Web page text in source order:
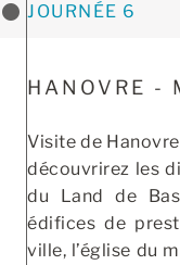
JOURNÉE 6
HANOVRE -
Visite de
découvrirez les
du Land de
édifices de
ville, l’église du